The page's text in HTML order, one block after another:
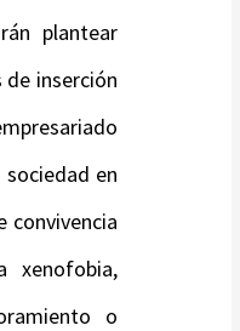
plantear
inserción
en
convivencia
xenofobia,
o